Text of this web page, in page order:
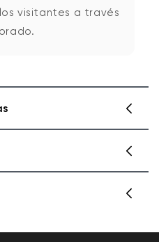
visitantes a través
Wyze Video